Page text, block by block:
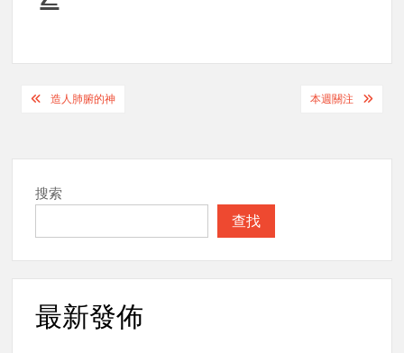
Post造人肺腑的神 本週關注
搜索
查找
最新發佈